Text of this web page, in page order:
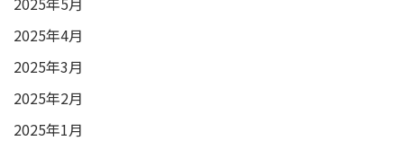
2025年4月
2025年3月
2025年2月
2025年1月